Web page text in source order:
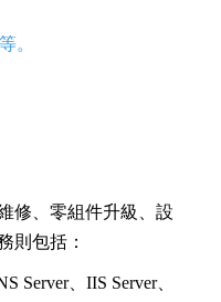
。
修、零組件升級、設
則包括：
Server、IIS Server、